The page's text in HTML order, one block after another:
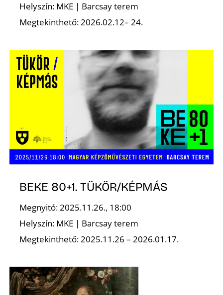
Helyszín: MKE | Barcsay terem
Megtekinthető: 2026.02.12– 24.
BEKE 80+1. TÜKÖR/KÉPMÁS
Megnyitó: 2025.11.26., 18:00
Helyszín: MKE | Barcsay terem
Megtekinthető: 2025.11.26 – 2026.01.17.